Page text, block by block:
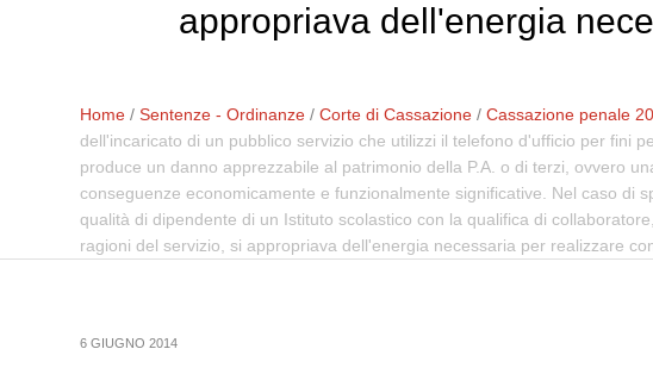
appropriava dell'energia
Home /Sentenze - Ordinanze /Corte di Cassazione /Cassazione penale
dell'incaricato di un pubblico servizio che utilizzi il telefono d'ufficio per fini
produce un danno apprezzabile al patrimonio della P.A. o di terzi, ovvero
conseguenze economicamente e funzionalmente significative. Nel caso di
qualità di dipendente di un Istituto scolastico con la qualifica di
ragioni del servizio, si appropriava dell'energia necessaria per realizzare
6 GIUGNO 2014